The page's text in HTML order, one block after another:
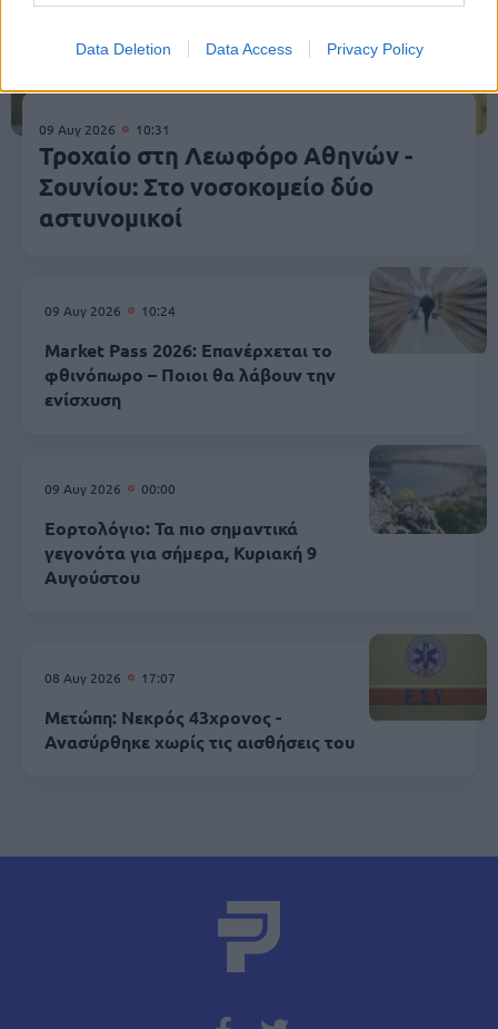
Data Deletion Data Access Privacy Policy
09 Αυγ 2026 10:31
Τροχαίο στη Λεωφόρο Αθηνών -
Σουνίου: Στο νοσοκομείο δύο
αστυνομικοί
09 Αυγ 2026 10:24
Market Pass 2026: Επανέρχεται το
φθινόπωρο – Ποιοι θα λάβουν την
ενίσχυση
09 Αυγ 2026 00:00
Εορτολόγιο: Τα πιο σημαντικά
γεγονότα για σήμερα, Κυριακή 9
Αυγούστου
08 Αυγ 2026 17:07
Μετώπη: Νεκρός 43χρονος -
Ανασύρθηκε χωρίς τις αισθήσεις του